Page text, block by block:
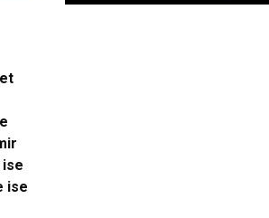
ise
ise